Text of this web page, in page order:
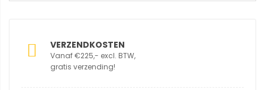
VERZENDKOSTEN
Vanaf €225,- excl. BTW,
gratis verzending!